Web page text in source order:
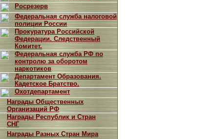
Росрезерв
Федеральная служба налоговой
полиции России
Прокуратура Российской
Федерации. Следственный
Комитет.
Федеральная служба РФ по
контролю за оборотом
наркотиков
Департамент Образования.
Кадетское Братство.
Охотдепартамент
Награды Общественных
Организаций РФ
Награды Республик и Стран
СНГ
Награды Разных Стран Мира